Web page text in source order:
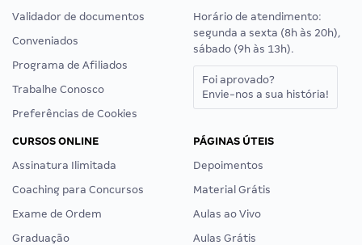
Validador de documentos
Conveniados
Programa de Afiliados
Trabalhe Conosco
Preferências de Cookies
Horário de atendimento:
segunda a sexta (8h às 20h),
sábado (9h às 13h).
Foi aprovado?
Envie-nos a sua história!
CURSOS ONLINE
Assinatura Ilimitada
Coaching para Concursos
Exame de Ordem
Graduação
PÁGINAS ÚTEIS
Depoimentos
Material Grátis
Aulas ao Vivo
Aulas Grátis